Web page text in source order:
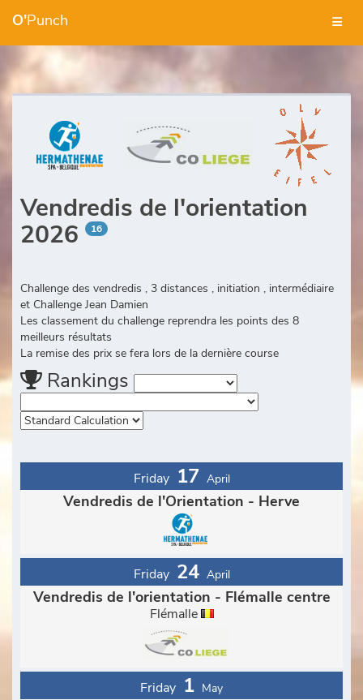
O'Punch
Vendredis de l'orientation
2026
16
Challenge des vendredis , 3 distances , initiation , intermédiaire
et Challenge Jean Damien
Les classement du challenge reprendra les points des 8
meilleurs résultats
La remise des prix se fera lors de la dernière course
Rankings
Friday 17 April
Vendredis de l'Orientation - Herve
Friday 24 April
Vendredis de l'orientation - Flémalle centre
Flémalle
Friday 1 May